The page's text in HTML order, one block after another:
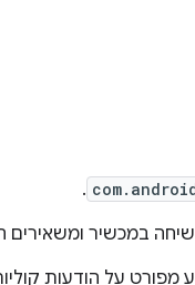
.
במכשיר ומשאירים
מפורט על הודעות